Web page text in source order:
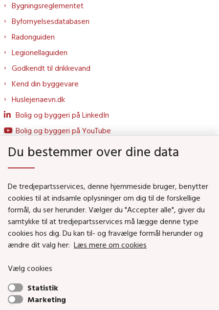
Bygningsreglementet
Byfornyelsesdatabasen
Radonguiden
Legionellaguiden
Godkendt til drikkevand
Kend din byggevare
Huslejenaevn.dk
Bolig og byggeri på LinkedIn
Bolig og byggeri på YouTube
Social- og Boligministeriet
Job i Social- og Boligstyrelsen
Puljer og tilskud
Nyhedsbreve
Social- og Boligstyrelsens nyheder som RSS feed
Du bestemmer over dine data
De tredjepartsservices, denne hjemmeside bruger, benytter
cookies til at indsamle oplysninger om dig til de forskellige
formål, du ser herunder. Vælger du "Accepter alle", giver du
samtykke til at tredjepartsservices må lægge denne type
cookies hos dig. Du kan til- og fravælge formål herunder og
ændre dit valg her: Læs mere om cookies
Vælg cookies
Statistik
Marketing